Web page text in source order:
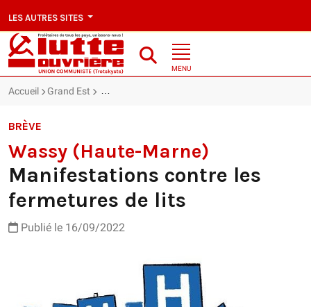
LES AUTRES SITES
MENU
Accueil Grand Est Wassy (Haute-Marne) : Manifestations contre
BRÈVE
Wassy (Haute-Marne)
Manifestations contre les
fermetures de lits
Publié le 16/09/2022